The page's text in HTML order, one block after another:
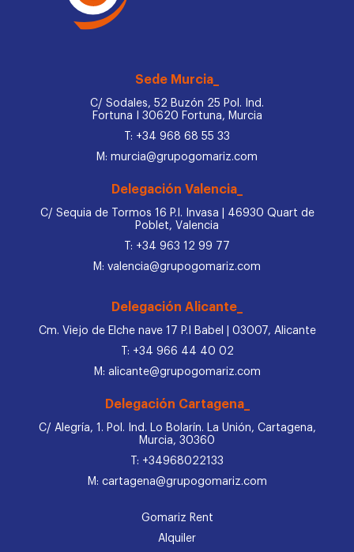
Sede Murcia_
C/ Sodales, 52 Buzón 25 Pol. Ind.
Fortuna I 30620 Fortuna, Murcia
T: +34 968 68 55 33
M: murcia@grupogomariz.com
Delegación Valencia_
C/ Sequia de Tormos 16 P.I. Invasa | 46930 Quart de
Poblet, Valencia
T: +34 963 12 99 77
M: valencia@grupogomariz.com
Delegación Alicante_
Cm. Viejo de Elche nave 17 P.I Babel | 03007, Alicante
T: +34 966 44 40 02
M: alicante@grupogomariz.com
Delegación Cartagena_
C/ Alegría, 1. Pol. Ind. Lo Bolarín. La Unión, Cartagena,
Murcia, 30360
T: +34968022133
M: cartagena@grupogomariz.com
Gomariz Rent
Alquiler